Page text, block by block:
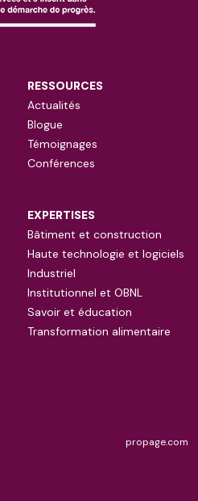
RESSOURCES
Actualités
Blogue
Témoignages
Conférences
EXPERTISES
Bâtiment et construction
Haute technologie et logiciels
Industriel
Institutionnel et OBNL
Savoir et éducation
Transformation alimentaire
propage.com